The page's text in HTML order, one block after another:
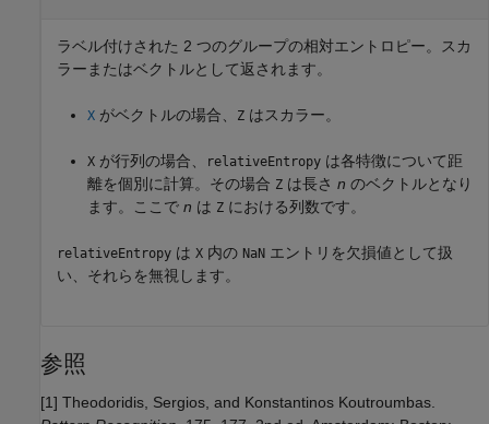
ラベル付けされた 2 つのグループの相対エントロピー。スカ
ラーまたはベクトルとして返されます。
X がベクトルの場合、 Z はスカラー。
X が行列の場合、 relativeEntropy は各特徴について距
離を個別に計算。その場合 Z は長さ n のベクトルとなり
ます。ここで n は Z における列数です。
relativeEntropy は X 内の NaN エントリを欠損値として扱
い、それらを無視します。
参照
[1] Theodoridis, Sergios, and Konstantinos Koutroumbas.